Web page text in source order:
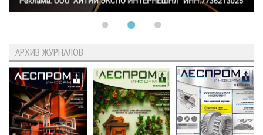
АРХИВ ЖУРНАЛОВ